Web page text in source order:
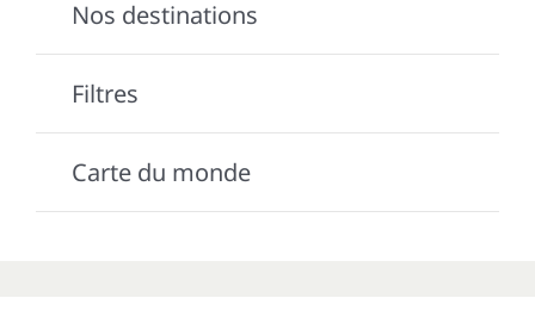
Nos destinations
Filtres
Carte du monde